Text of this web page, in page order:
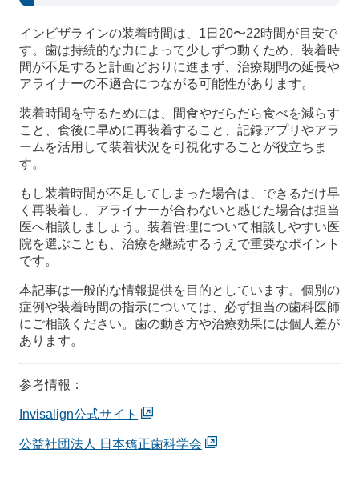
インビザラインの装着時間は、1日20〜22時間が目安で
す。歯は持続的な力によって少しずつ動くため、装着時
間が不足すると計画どおりに進まず、治療期間の延長や
アライナーの不適合につながる可能性があります。
装着時間を守るためには、間食やだらだら食べを減らす
こと、食後に早めに再装着すること、記録アプリやアラ
ームを活用して装着状況を可視化することが役立ちま
す。
もし装着時間が不足してしまった場合は、できるだけ早
く再装着し、アライナーが合わないと感じた場合は担当
医へ相談しましょう。装着管理について相談しやすい医
院を選ぶことも、治療を継続するうえで重要なポイント
です。
本記事は一般的な情報提供を目的としています。個別の
症例や装着時間の指示については、必ず担当の歯科医師
にご相談ください。歯の動き方や治療効果には個人差が
あります。
参考情報：
Invisalign公式サイト
公益社団法人 日本矯正歯科学会